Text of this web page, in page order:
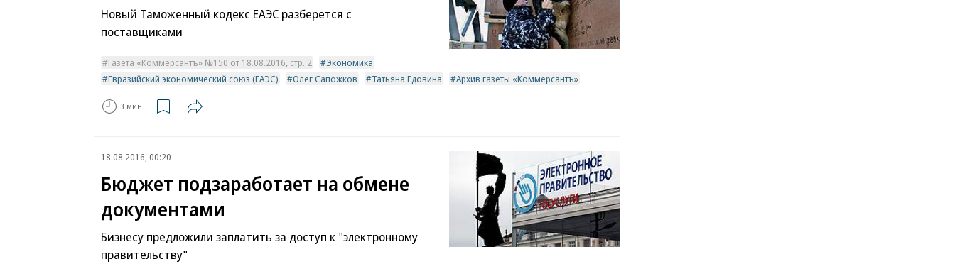
Новый Таможенный кодекс ЕАЭС разберется c
поставщиками
Газета «Коммерсантъ» №150 от 18.08.2016, стр. 2
Экономика
Евразийский экономический союз (ЕАЭС)
Олег Сапожков Татьяна Едовина Архив газеты «Коммерсантъ»
3 мин.
18.08.2016, 00:20
Бюджет подзаработает на обмене
документами
Бизнесу предложили заплатить за доступ к "электронному
правительству"